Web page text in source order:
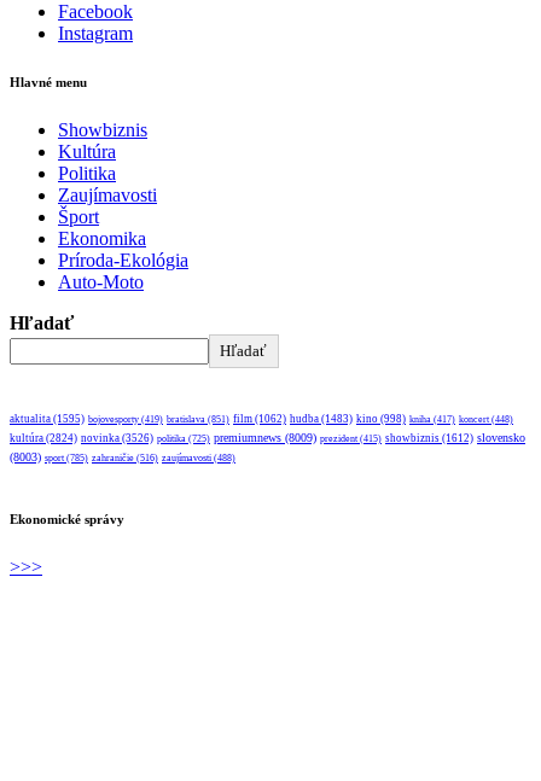
Facebook
Instagram
Hlavné menu
Showbiznis
Kultúra
Politika
Zaujímavosti
Šport
Ekonomika
Príroda-Ekológia
Auto-Moto
Hľadať
Hľadať
aktualita (1595) bojovesporty (419) bratislava (851) film (1062) hudba (1483) kino (998) kniha (417) koncert (448)
kultúra (2824) novinka (3526) politika (725) premiumnews (8009) prezident (415) showbiznis (1612) slovensko
(8003) sport (785) zahraničie (516) zaujímavosti (488)
Ekonomické správy
>>>